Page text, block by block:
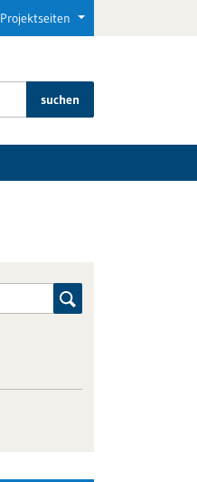
Projektseiten
suchen